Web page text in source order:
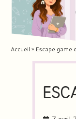
Accueil » Escape game